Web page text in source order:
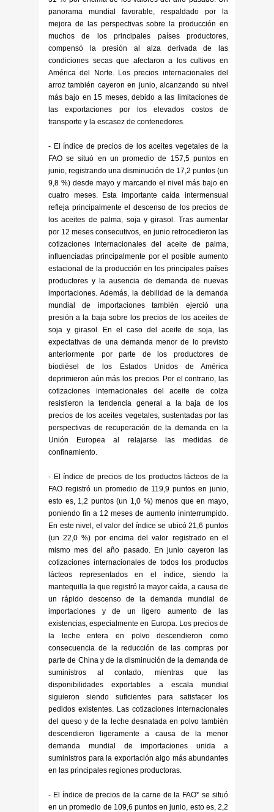
panorama mundial favorable, respaldado por la
mejora de las perspectivas sobre la producción en
muchos de los principales países productores,
compensó la presión al alza derivada de las
condiciones secas que afectaron a los cultivos en
América del Norte. Los precios internacionales del
arroz también cayeron en junio, alcanzando su nivel
más bajo en 15 meses, debido a las limitaciones de
las exportaciones por los elevados costos de
transporte y la escasez de contenedores.
- El índice de precios de los aceites vegetales de la
FAO se situó en un promedio de 157,5 puntos en
junio, registrando una disminución de 17,2 puntos (un
9,8 %) desde mayo y marcando el nivel más bajo en
cuatro meses. Esta importante caída intermensual
refleja principalmente el descenso de los precios de
los aceites de palma, soja y girasol. Tras aumentar
por 12 meses consecutivos, en junio retrocedieron las
cotizaciones internacionales del aceite de palma,
influenciadas principalmente por el posible aumento
estacional de la producción en los principales países
productores y la ausencia de demanda de nuevas
importaciones. Además, la debilidad de la demanda
mundial de importaciones también ejerció una
presión a la baja sobre los precios de los aceites de
soja y girasol. En el caso del aceite de soja, las
expectativas de una demanda menor de lo previsto
anteriormente por parte de los productores de
biodiésel de los Estados Unidos de América
deprimieron aún más los precios. Por el contrario, las
cotizaciones internacionales del aceite de colza
resistieron la tendencia general a la baja de los
precios de los aceites vegetales, sustentadas por las
perspectivas de recuperación de la demanda en la
Unión Europea al relajarse las medidas de
confinamiento.
- El índice de precios de los productos lácteos de la
FAO registró un promedio de 119,9 puntos en junio,
esto es, 1,2 puntos (un 1,0 %) menos que en mayo,
poniendo fin a 12 meses de aumento ininterrumpido.
En este nivel, el valor del índice se ubicó 21,6 puntos
(un 22,0 %) por encima del valor registrado en el
mismo mes del año pasado. En junio cayeron las
cotizaciones internacionales de todos los productos
lácteos representados en el índice, siendo la
mantequilla la que registró la mayor caída, a causa de
un rápido descenso de la demanda mundial de
importaciones y de un ligero aumento de las
existencias, especialmente en Europa. Los precios de
la leche entera en polvo descendieron como
consecuencia de la reducción de las compras por
parte de China y de la disminución de la demanda de
suministros al contado, mientras que las
disponibilidades exportables a escala mundial
siguieron siendo suficientes para satisfacer los
pedidos existentes. Las cotizaciones internacionales
del queso y de la leche desnatada en polvo también
descendieron ligeramente a causa de la menor
demanda mundial de importaciones unida a
suministros para la exportación algo más abundantes
en las principales regiones productoras.
- El índice de precios de la carne de la FAO* se situó
en un promedio de 109,6 puntos en junio, esto es, 2,2